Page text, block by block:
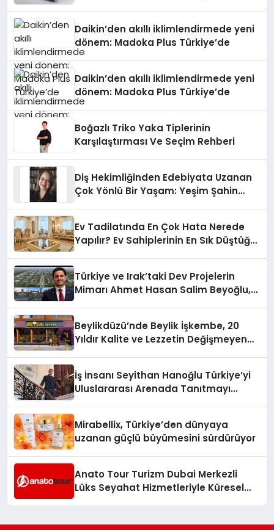
Daikin’den akıllı iklimlendirmede yeni
dönem: Madoka Plus Türkiye’de
Daikin’den akıllı iklimlendirmede yeni
dönem: Madoka Plus Türkiye’de
Boğazlı Triko Yaka Tiplerinin
Karşılaştırması Ve Seçim Rehberi
Diş Hekimliğinden Edebiyata Uzanan
Çok Yönlü Bir Yaşam: Yeşim Şahin
Ev Tadilatında En Çok Hata Nerede
Yapılır? Ev Sahiplerinin En Sık Düştüğü
Türkiye ve Irak’taki Dev Projelerin
Mimarı Ahmet Hasan Salim Beyoğlu,
Hayata Geçirecek
Beylikdüzü’nde Beylik İşkembe, 20
Yıldır Kalite ve Lezzetin Değişmeyen
İş İnsanı Seyithan Hanoğlu Türkiye’yi
Uluslararası Arenada Tanıtmayı
Mirabellix, Türkiye’den dünyaya
uzanan güçlü büyümesini sürdürüyor
Anato Tour Turizm Dubai Merkezli
Lüks Seyahat Hizmetleriyle Küresel